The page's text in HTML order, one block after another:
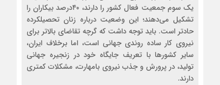
یک سوم جمعیت فعال کشور را دارند، ۴۰درصد بیکاران را
تشکیل می‌دهند؛ این وضعیت درباره زنان تحصیلکرده
حادتر است. باید توجه داشت که گرچه تقاضای بالاتر برای
نیروی کار ساده روندی جهانی است، اما برخلاف ایران،
سایر کشورها با تعریف جایگاه خود در زنجیره جهانی
تولید، در پرورش و جذب نیروی بامهارت، مشکلات کمتری
دارند.‌